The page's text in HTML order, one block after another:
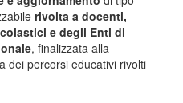
rivolta a docenti,
e degli Enti di
, finalizzata alla
dei percorsi educativi rivolti